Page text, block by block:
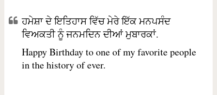
ਹਮੇਸ਼ਾ ਦੇ ਇਤਿਹਾਸ ਵਿੱਚ ਮੇਰੇ ਇੱਕ ਮਨਪਸੰਦ
ਵਿਅਕਤੀ ਨੂੰ ਜਨਮਦਿਨ ਦੀਆਂ ਮੁਬਾਰਕਾਂ.
Happy Birthday to one of my favorite people
in the history of ever.